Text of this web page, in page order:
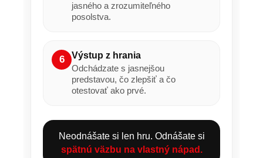
jasného a zrozumiteľného
posolstva.
6 Výstup z hrania
Odchádzate s jasnejšou
predstavou, čo zlepšiť a čo
otestovať ako prvé.
Neodnášate si len hru. Odnášate si
spätnú väzbu na vlastný nápad.